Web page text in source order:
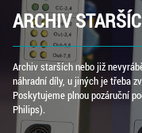
ARCHIV
Archiv starších nebo již
náhradní díly, u jiných je třeba
Poskytujeme plnou pozáruční
Philips).